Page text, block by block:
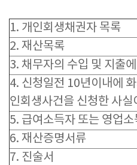
1. 개인회생채권자 목록
2. 재산목록
3. 채무자의 수입 및 지출
4. 신청일전 10년이내에
인회생사건을 신청한 사
5. 급여소득자 또는 영업
6. 재산증명서류
7. 진술서